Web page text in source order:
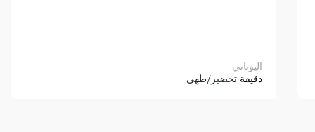
اليوناني
دقيقة تحضير/طهي